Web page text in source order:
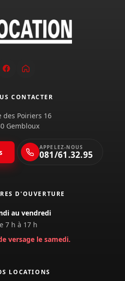
LOCATIONS
D'OUVERTURE
au vendredi
7 h à 17 h
versage le samedi.
CONTACTER
des Poiriers 16
Gembloux
APPELEZ-NOUS
081/61.32.95